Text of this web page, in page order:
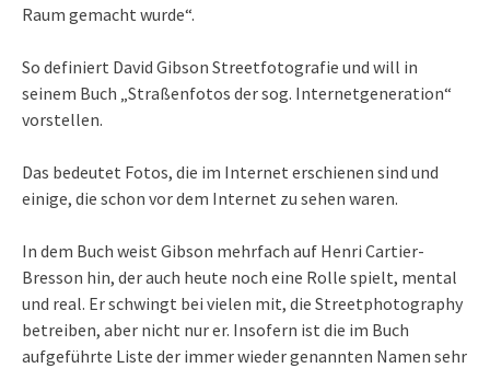
Raum gemacht wurde“.
So definiert David Gibson Streetfotografie und will in
seinem Buch „Straßenfotos der sog. Internetgeneration“
vorstellen.
Das bedeutet Fotos, die im Internet erschienen sind und
einige, die schon vor dem Internet zu sehen waren.
In dem Buch weist Gibson mehrfach auf Henri Cartier-
Bresson hin, der auch heute noch eine Rolle spielt, mental
und real. Er schwingt bei vielen mit, die Streetphotography
betreiben, aber nicht nur er. Insofern ist die im Buch
aufgeführte Liste der immer wieder genannten Namen sehr